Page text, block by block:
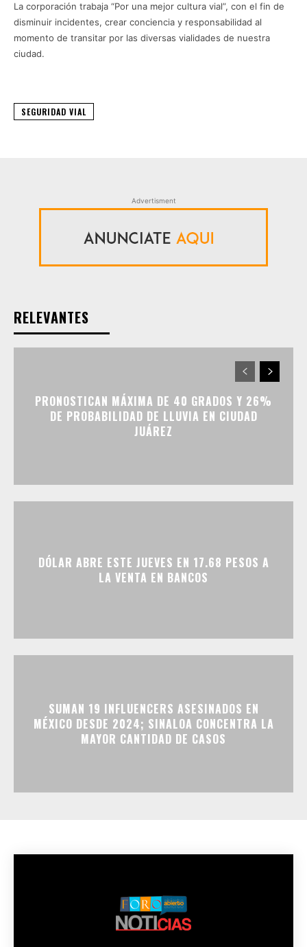
La corporación trabaja “Por una mejor cultura vial”, con el fin de
disminuir incidentes, crear conciencia y responsabilidad al
momento de transitar por las diversas vialidades de nuestra
ciudad.
SEGURIDAD VIAL
Advertisment
RELEVANTES
PRONOSTICAN MÁXIMA DE 40 GRADOS Y 26%
DE PROBABILIDAD DE LLUVIA EN CIUDAD
JUÁREZ
DÓLAR ABRE ESTE JUEVES EN 17.68 PESOS A
LA VENTA EN BANCOS
SUMAN 19 INFLUENCERS ASESINADOS EN
MÉXICO DESDE 2024; SINALOA CONCENTRA LA
MAYOR CANTIDAD DE CASOS